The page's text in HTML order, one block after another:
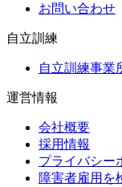
お問い合わせ
自立訓練
自立訓練事業
運営情報
会社概要
採用情報
プライバシー
障害者雇用を